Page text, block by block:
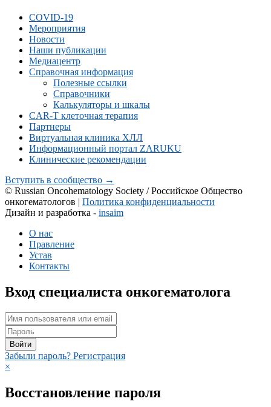
COVID-19
Мероприятия
Новости
Наши публикации
Медиацентр
Справочная информация
Полезные ссылки
Справочники
Калькуляторы и шкалы
CAR-Т клеточная терапия
Партнеры
Виртуальная клиника ХЛЛ
Информационный портал ZARUKU
Клинические рекомендации
Вступить в сообщество →
© Russian Oncohematology Society / Российское Общество
онкогематологов | Политика конфиденциальности
Дизайн и разработка - insaim
О нас
Правление
Устав
Контакты
Вход специалиста онкогематолога
Войти
Забыли пароль? Регистрация
×
Восстановление пароля